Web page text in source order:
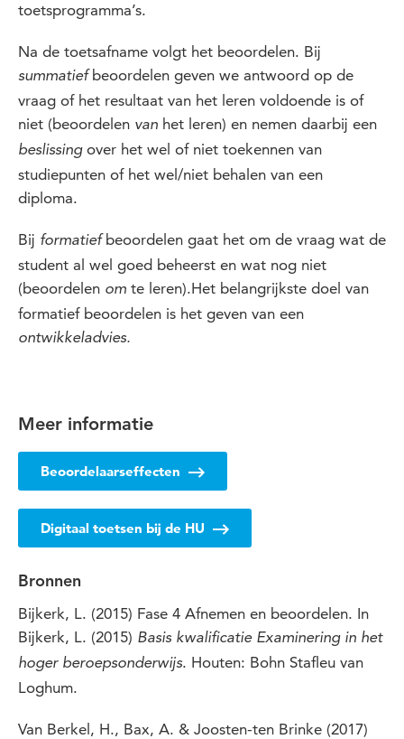
toetsprogramma’s.
Na de toetsafname volgt het beoordelen. Bij
summatiefbeoordelen geven we antwoord op de
vraag of het resultaat van het leren voldoende is of
niet (beoordelen van het leren) en nemen daarbij een
beslissingover het wel of niet toekennen van
studiepunten of het wel/niet behalen van een
diploma.
Bij formatiefbeoordelen gaat het om de vraag wat de
student al wel goed beheerst en wat nog niet
(beoordelen om te leren).Het belangrijkste doel van
formatief beoordelen is het geven van een
ontwikkeladvies.
Meer informatie
Beoordelaarseffecten
Digitaal toetsen bij de HU
Bronnen
Bijkerk, L. (2015) Fase 4 Afnemen en beoordelen. In
Bijkerk, L. (2015) Basis kwalificatie Examinering in het
hoger beroepsonderwijs. Houten: Bohn Stafleu van
Loghum.
Van Berkel, H., Bax, A. & Joosten-ten Brinke (2017)